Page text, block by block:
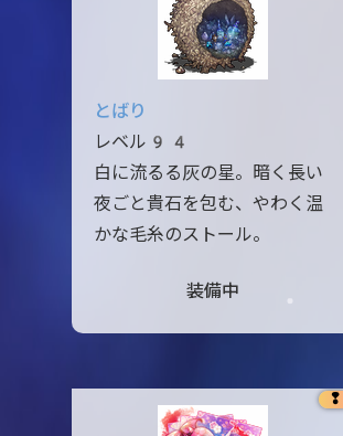
とばり
レベル94
白に流るる灰の星。暗く長い
夜ごと貴石を包む、やわく温
かな毛糸のストール。
装備中
❢